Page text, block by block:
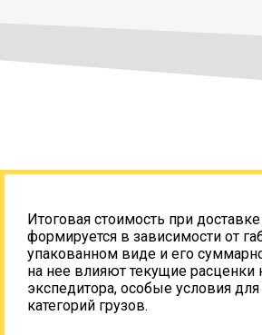
Итоговая стоимость при
формируется в зависимости от
упакованном виде и его
на нее влияют текущие расценки
экспедитора, особые условия
категорий грузов.